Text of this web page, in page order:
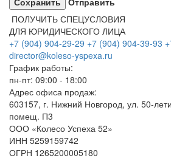
ПОЛУЧИТЬ СПЕЦУСЛОВИЯ
ДЛЯ ЮРИДИЧЕСКОГО ЛИЦА
+7 (904) 904-29-29 +7 (904) 904-39-93
director@koleso-yspexa.ru
График работы:
пн-пт: 09:00 - 18:00
Адрес офиса продаж:
603157, г. Нижний Новгород, ул. 50-
помещ. П3
ООО «Колесо Успеха 52»
ИНН 5259159742
ОГРН 1265200005180